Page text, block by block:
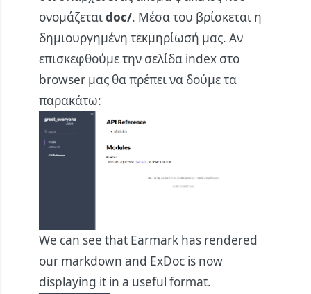
ονομάζεταιdoc/. Μέσα του βρίσκεται η
δημιουργημένη τεκμηρίωσή μας. Αν
επισκεφθούμε την σελίδα index στο
browser μας θα πρέπει να δούμε τα
παρακάτω:
We can see that Earmark has rendered
our markdown and ExDoc is now
displaying it in a useful format.